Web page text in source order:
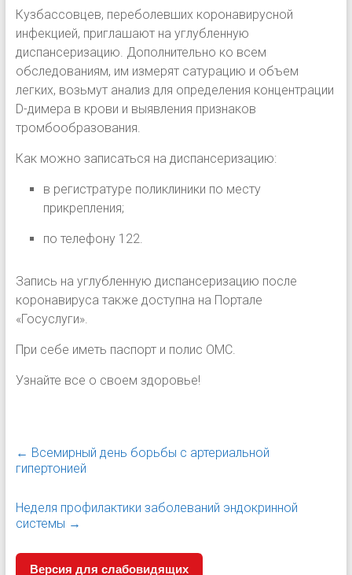
Кузбассовцев, переболевших коронавирусной
инфекцией, приглашают на углубленную
диспансеризацию. Дополнительно ко всем
обследованиям, им измерят сатурацию и объем
легких, возьмут анализ для определения концентрации
D-димера в крови и выявления признаков
тромбообразования.
Как можно записаться на диспансеризацию:
в регистратуре поликлиники по месту
прикрепления;
по телефону 122.
Запись на углубленную диспансеризацию после
коронавируса также доступна на Портале
«Госуслуги».
При себе иметь паспорт и полис ОМС.
Узнайте все о своем здоровье!
← Всемирный день борьбы с артериальной
гипертонией
Неделя профилактики заболеваний эндокринной
системы →
Версия для слабовидящих